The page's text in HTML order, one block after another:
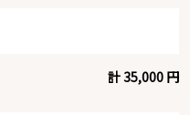
計 35,000 円